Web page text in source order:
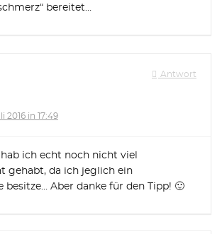
bereitet…
Antwort
2016 in 17:49
ich echt noch nicht viel
gehabt, da ich jeglich ein
besitze… Aber danke für den Tipp! 🙂